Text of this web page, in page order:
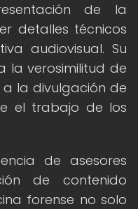
de la
detalles técnicos
audiovisual. Su
la verosimilitud de
a la divulgación de
el trabajo de los
de asesores
de contenido
forense no solo